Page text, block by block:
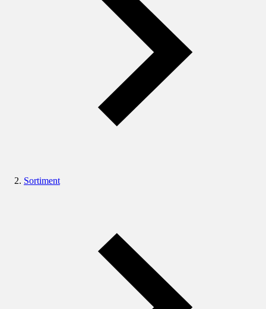
Sortiment